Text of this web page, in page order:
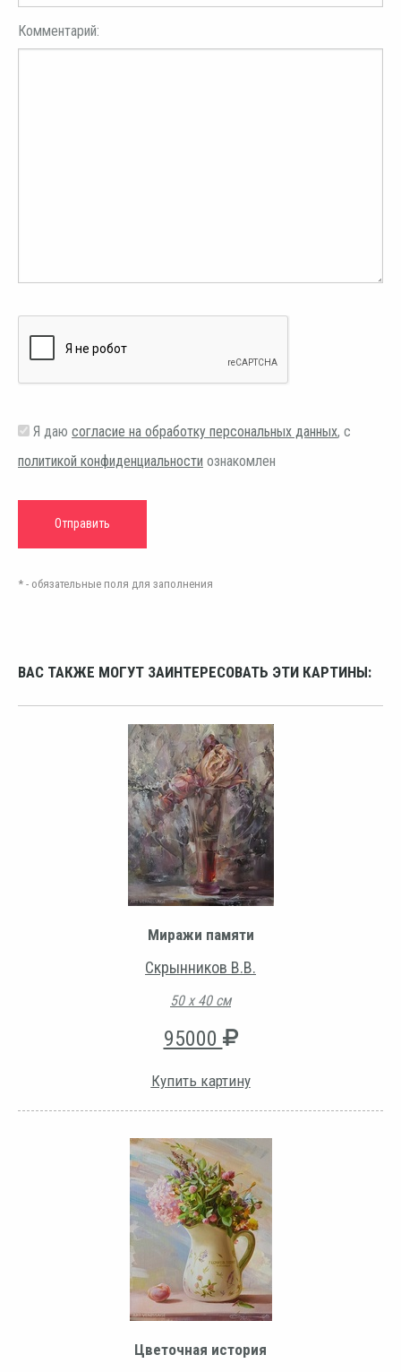
Комментарий:
Я даю согласие на обработку персональных данных, с
политикой конфиденциальности ознакомлен
* - обязательные поля для заполнения
ВАС ТАКЖЕ МОГУТ ЗАИНТЕРЕСОВАТЬ ЭТИ КАРТИНЫ:
Миражи памяти
Скрынников В.В.
50 х 40 см
95000
Купить картину
Цветочная история